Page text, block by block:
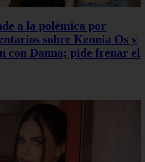
a la polémica por
sobre Kennia Os y
con Danna; pide frenar el